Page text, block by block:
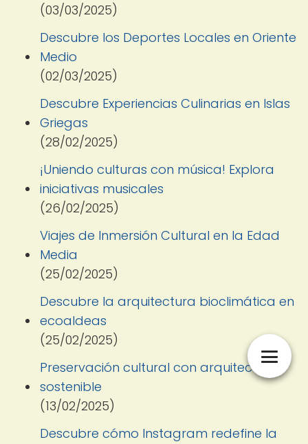
(03/03/2025)
Descubre los Deportes Locales en Oriente
Medio
(02/03/2025)
Descubre Experiencias Culinarias en Islas
Griegas
(28/02/2025)
¡Uniendo culturas con música! Explora
iniciativas musicales
(26/02/2025)
Viajes de Inmersión Cultural en la Edad
Media
(25/02/2025)
Descubre la arquitectura bioclimática en
ecoaldeas
(25/02/2025)
Preservación cultural con arquitectura
sostenible
(13/02/2025)
Descubre cómo Instagram redefine la